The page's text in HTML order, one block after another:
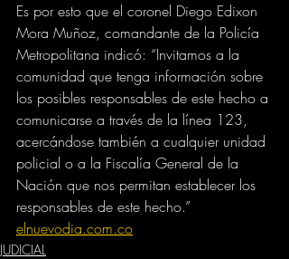
Es por esto que el coronel Diego Edixon
Mora Muñoz, comandante de la Policía
Metropolitana indicó: “Invitamos a la
comunidad que tenga información sobre
los posibles responsables de este hecho a
comunicarse a través de la línea 123,
acercándose también a cualquier unidad
policial o a la Fiscalía General de la
Nación que nos permitan establecer los
responsables de este hecho.”
elnuevodia.com.co
JUDICIAL